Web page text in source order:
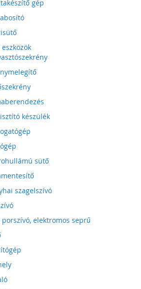
gép
készülék
sütő
szagelszívó
porszívó, elektromos seprű